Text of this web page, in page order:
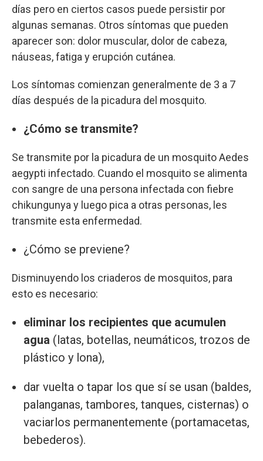
días pero en ciertos casos puede persistir por
algunas semanas. Otros síntomas que pueden
aparecer son: dolor muscular, dolor de cabeza,
náuseas, fatiga y erupción cutánea.
Los síntomas comienzan generalmente de 3 a 7
días después de la picadura del mosquito.
¿Cómo se transmite?
Se transmite por la picadura de un mosquito Aedes
aegypti infectado. Cuando el mosquito se alimenta
con sangre de una persona infectada con fiebre
chikungunya y luego pica a otras personas, les
transmite esta enfermedad.
¿Cómo se previene?
Disminuyendo los criaderos de mosquitos, para
esto es necesario:
eliminar los recipientes que acumulen
agua (latas, botellas, neumáticos, trozos de
plástico y lona),
dar vuelta o tapar los que sí se usan (baldes,
palanganas, tambores, tanques, cisternas) o
vaciarlos permanentemente (portamacetas,
bebederos).